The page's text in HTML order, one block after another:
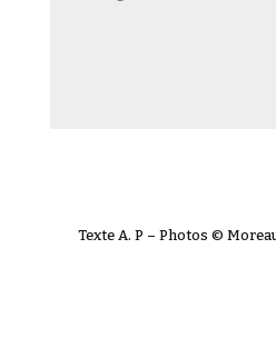
Texte A. P – Photos ©